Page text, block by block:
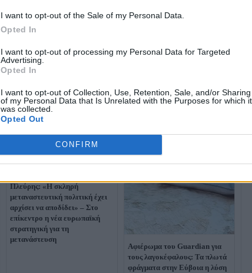
I want to opt-out of the Sale of my Personal Data.
Opted In
I want to opt-out of processing my Personal Data for Targeted
Advertising.
Opted In
I want to opt-out of Collection, Use, Retention, Sale, and/or Sharing
of my Personal Data that Is Unrelated with the Purposes for which it
was collected.
Opted Out
CONFIRM
Πλεύρης: «Η σκληρή
μεταναστευτική πολιτική έχει
αρχίσει να αποδίδει» – Στο
επίκεντρο η νέα ευρωπαϊκή
στρατηγική για τη
μετανάστευση
Αφιέρωμα του Guardian για
τους λαγοκέφαλους: Τα πλωτά
φράγματα στην Εύβοια η λύση